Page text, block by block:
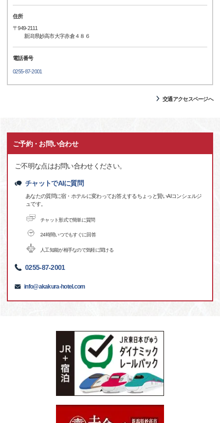
住所
〒949-2111
新潟県妙高市大字赤倉４８６
電話番号
0255-87-2001
交通アクセスページへ
ご予約・お問い合わせ
ご不明な点はお問い合わせください。
チャットでAIに質問
あなたの質問に宿・ホテルに変わってお答えするちょっと賢いAIコンシェルジ
ュです。
チャット形式で簡単に質問
24時間いつでもすぐに回答
人工知能が相手なので気軽に聞ける
0255-87-2001
info@akakura-hotel.com